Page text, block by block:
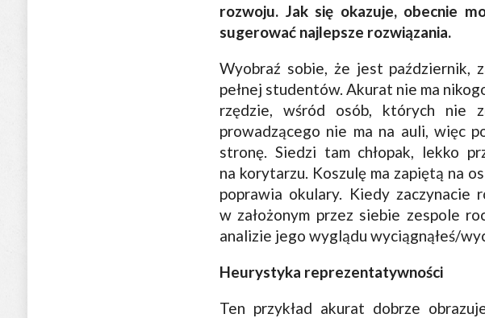
rozwoju. Jak się okazuje, obecnie
sugerować najlepsze rozwiązania.
Wyobraź sobie, że jest październik,
pełnej studentów. Akurat nie ma
rzędzie, wśród osób, których nie
prowadzącego nie ma na auli, więc
stronę. Siedzi tam chłopak, lekko
na korytarzu. Koszulę ma zapiętą na
poprawia okulary. Kiedy zaczynacie
w założonym przez siebie zespole
analizie jego wyglądu wyciągnąłeś/
Heurystyka reprezentatywności
Ten przykład akurat dobrze